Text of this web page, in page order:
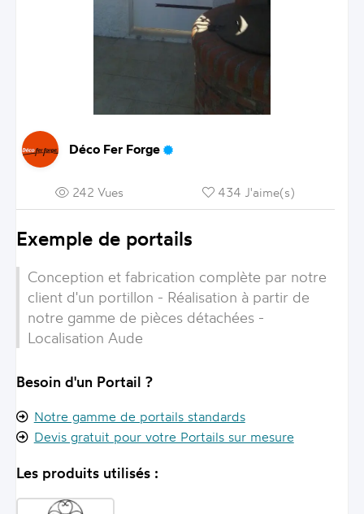
Déco Fer Forge
242 Vues 434 J'aime(s)
Exemple de portails
Conception et fabrication complète par notre
client d'un portillon - Réalisation à partir de
notre gamme de pièces détachées -
Localisation Aude
Besoin d'un Portail ?
Notre gamme de portails standards
Devis gratuit pour votre Portails sur mesure
Les produits utilisés :